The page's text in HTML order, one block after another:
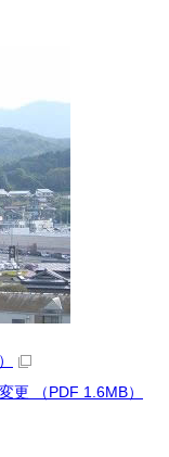
更 （PDF 1.6MB）